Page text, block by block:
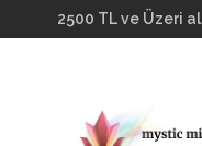
2500 TL ve Üzeri